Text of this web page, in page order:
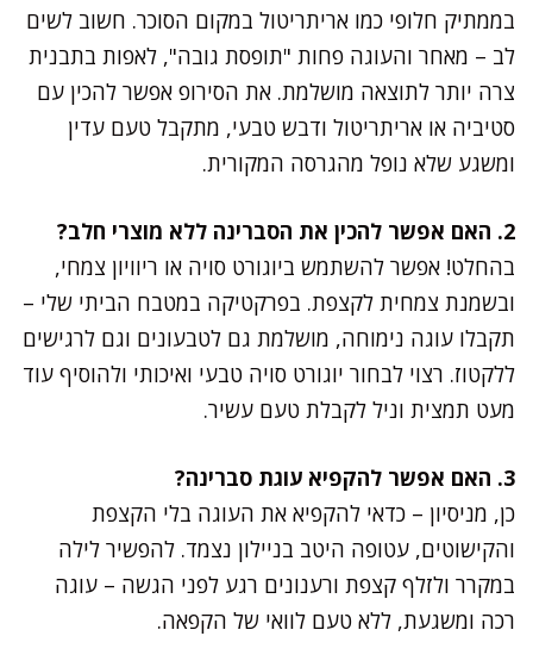
בממתיק חלופי כמו אריתריטול במקום הסוכר. חשוב לשים
לב – מאחר והעוגה פחות "תופסת גובה", לאפות בתבנית
צרה יותר לתוצאה מושלמת. את הסירופ אפשר להכין עם
סטיביה או אריתריטול ודבש טבעי, מתקבל טעם עדין
ומשגע שלא נופל מהגרסה המקורית.
2. האם אפשר להכין את הסברינה ללא מוצרי חלב?
בהחלט! אפשר להשתמש ביוגורט סויה או ריוויון צמחי,
ובשמנת צמחית לקצפת. בפרקטיקה במטבח הביתי שלי –
תקבלו עוגה נימוחה, מושלמת גם לטבעונים וגם לרגישים
ללקטוז. רצוי לבחור יוגורט סויה טבעי ואיכותי ולהוסיף עוד
מעט תמצית וניל לקבלת טעם עשיר.
3. האם אפשר להקפיא עוגת סברינה?
כן, מניסיון – כדאי להקפיא את העוגה בלי הקצפת
והקישוטים, עטופה היטב בניילון נצמד. להפשיר לילה
במקרר ולזלף קצפת ורענונים רגע לפני הגשה – עוגה
רכה ומשגעת, ללא טעם לוואי של הקפאה.